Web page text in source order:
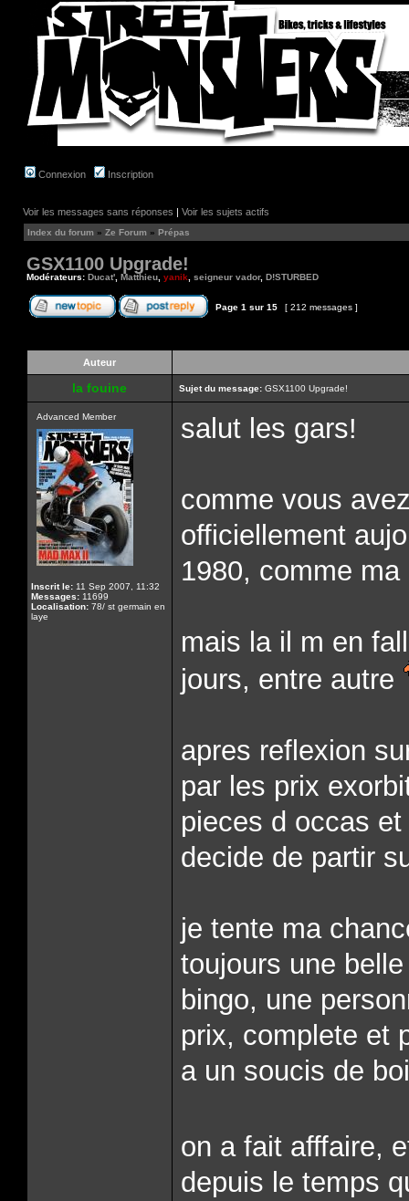
Connexion Inscription
Voir les messages sans réponses | Voir les sujets actifs
Index du forum » Ze Forum » Prépas
GSX1100 Upgrade!
Modérateurs: Ducat' Matthieu yanik seigneur vador, D!STURBED
Page 1 sur 15 [ 212 messages ]
Auteur
la fouine Sujet du message: GSX1100 Upgrade!
Advanced Member
Inscrit le: 11 Sep 2007, 11:32
Messages: 11699
Localisation: 78/ st germain en
laye
salut les gars!
comme vous
officiellement
1980, comme
mais la il m en
jours, entre autre
apres reflexion
par les prix
pieces d occas
decide de partir
je tente ma
toujours une
bingo, une
prix, complete et
a un soucis de
on a fait afffaire,
depuis le temps